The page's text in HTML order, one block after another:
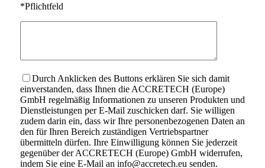
*Pflichtfeld
Durch Anklicken des Buttons erklären Sie sich damit
einverstanden, dass Ihnen die ACCRETECH (Europe)
GmbH regelmäßig Informationen zu unseren Produkten und
Dienstleistungen per E-Mail zuschicken darf. Sie willigen
zudem darin ein, dass wir Ihre personenbezogenen Daten an
den für Ihren Bereich zuständigen Vertriebspartner
übermitteln dürfen. Ihre Einwilligung können Sie jederzeit
gegenüber der ACCRETECH (Europe) GmbH widerrufen,
indem Sie eine E-Mail an info@accretech.eu senden.